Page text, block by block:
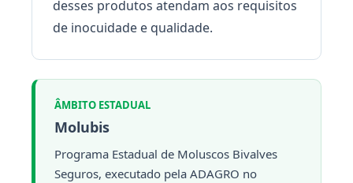
desses produtos atendam aos requisitos
de inocuidade e qualidade.
ÂMBITO ESTADUAL
Molubis
Programa Estadual de Moluscos Bivalves
Seguros, executado pela ADAGRO no